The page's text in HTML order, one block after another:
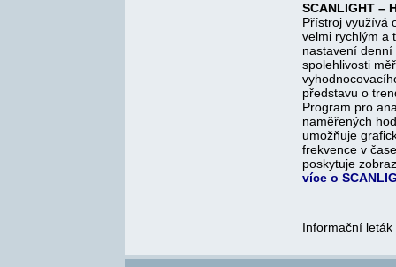
SCANLIGHT –
Přístroj využívá
velmi rychlým a
nastavení
spolehlivosti
představu o
Program pro
naměřených
umožňuje
frekvence v
poskytuje
více o
Informační